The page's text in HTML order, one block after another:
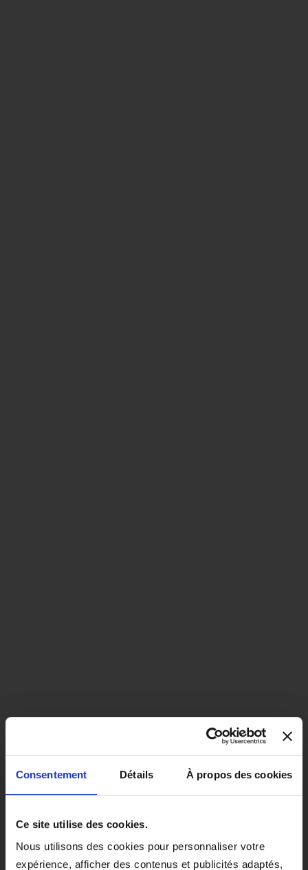
Consentement Détails À propos des cookies
Ce site utilise des cookies.
Nous utilisons des cookies pour personnaliser votre
expérience, afficher des contenus et publicités adaptés,
close
EN COLORIS NOIR, CE PRODUIT
SEPTEMBRE 2026.